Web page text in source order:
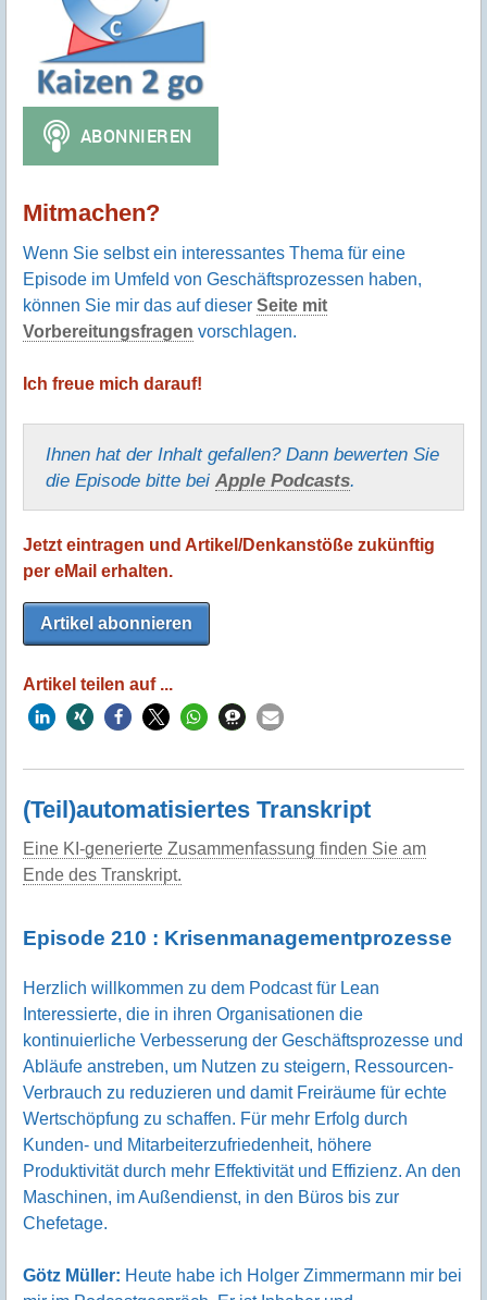
Mitmachen?
Wenn Sie selbst ein interessantes Thema für eine
Episode im Umfeld von Geschäftsprozessen haben,
können Sie mir das auf dieser Seite mit
Vorbereitungsfragen vorschlagen.
Ich freue mich darauf!
Ihnen hat der Inhalt gefallen? Dann bewerten Sie
die Episode bitte bei Apple Podcasts
Jetzt eintragen und Artikel/Denkanstöße zukünftig
per eMail erhalten.
Artikel abonnieren
Artikel teilen auf ...
(Teil)automatisiertes Transkript
Eine KI-generierte Zusammenfassung finden Sie am
Ende des Transkript.
Episode 210 : Krisenmanagementprozesse
Herzlich willkommen zu dem Podcast für Lean
Interessierte, die in ihren Organisationen die
kontinuierliche Verbesserung der Geschäftsprozesse und
Abläufe anstreben, um Nutzen zu steigern, Ressourcen-
Verbrauch zu reduzieren und damit Freiräume für echte
Wertschöpfung zu schaffen. Für mehr Erfolg durch
Kunden- und Mitarbeiterzufriedenheit, höhere
Produktivität durch mehr Effektivität und Effizienz. An den
Maschinen, im Außendienst, in den Büros bis zur
Chefetage.
Götz Müller: Heute habe ich Holger Zimmermann mir bei